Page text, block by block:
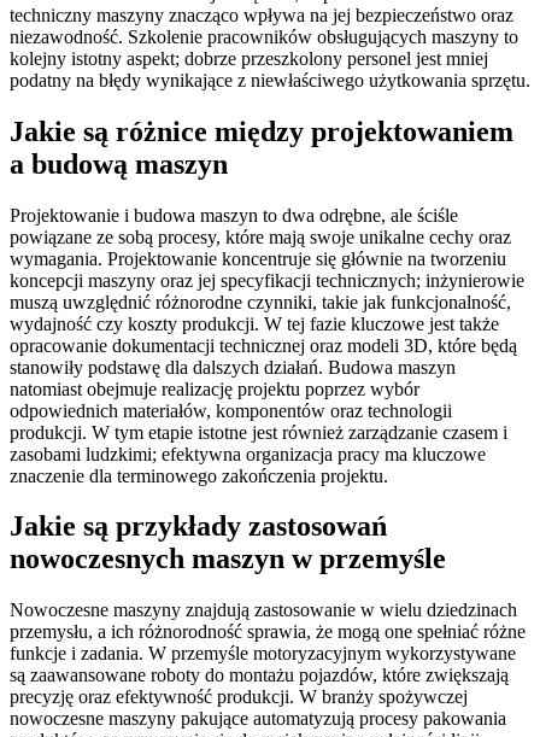
techniczny maszyny znacząco wpływa na jej bezpieczeństwo oraz
niezawodność. Szkolenie pracowników obsługujących maszyny to
kolejny istotny aspekt; dobrze przeszkolony personel jest mniej
podatny na błędy wynikające z niewłaściwego użytkowania sprzętu.
Jakie są różnice między projektowaniem
a budową maszyn
Projektowanie i budowa maszyn to dwa odrębne, ale ściśle
powiązane ze sobą procesy, które mają swoje unikalne cechy oraz
wymagania. Projektowanie koncentruje się głównie na tworzeniu
koncepcji maszyny oraz jej specyfikacji technicznych; inżynierowie
muszą uwzględnić różnorodne czynniki, takie jak funkcjonalność,
wydajność czy koszty produkcji. W tej fazie kluczowe jest także
opracowanie dokumentacji technicznej oraz modeli 3D, które będą
stanowiły podstawę dla dalszych działań. Budowa maszyn
natomiast obejmuje realizację projektu poprzez wybór
odpowiednich materiałów, komponentów oraz technologii
produkcji. W tym etapie istotne jest również zarządzanie czasem i
zasobami ludzkimi; efektywna organizacja pracy ma kluczowe
znaczenie dla terminowego zakończenia projektu.
Jakie są przykłady zastosowań
nowoczesnych maszyn w przemyśle
Nowoczesne maszyny znajdują zastosowanie w wielu dziedzinach
przemysłu, a ich różnorodność sprawia, że mogą one spełniać różne
funkcje i zadania. W przemyśle motoryzacyjnym wykorzystywane
są zaawansowane roboty do montażu pojazdów, które zwiększają
precyzję oraz efektywność produkcji. W branży spożywczej
nowoczesne maszyny pakujące automatyzują procesy pakowania